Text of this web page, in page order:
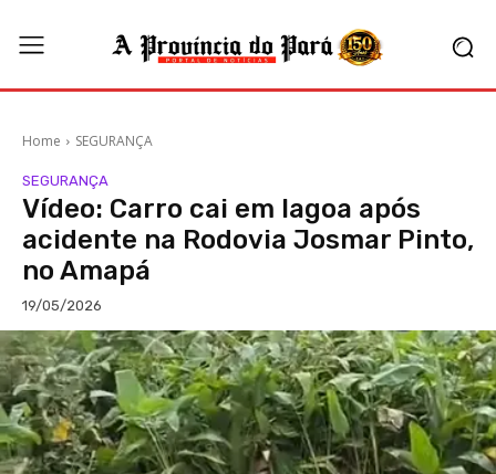
Home SEGURANÇA
SEGURANÇA
Vídeo: Carro cai em lagoa após
acidente na Rodovia Josmar Pinto,
no Amapá
19/05/2026